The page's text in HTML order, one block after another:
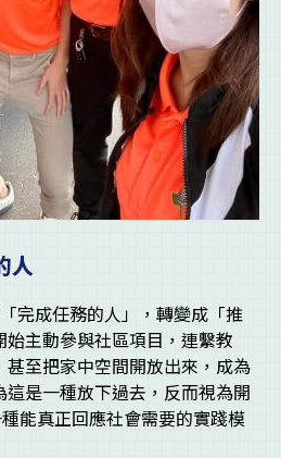
人
完成任務的人」，轉變成「推
主動參與社區項目，連繫教
至把家中空間開放出來，成為
是一種放下過去，反而視為開
能真正回應社會需要的實踐模